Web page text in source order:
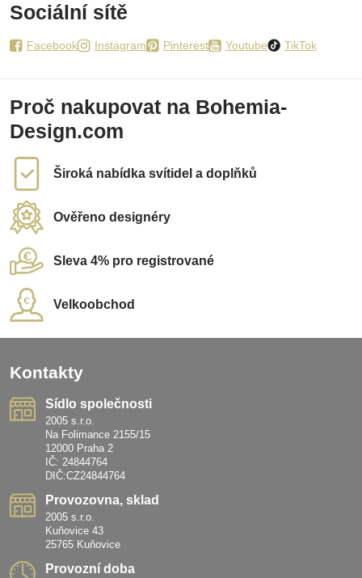
Sociální sítě
Facebook Instagram Pinterest Youtube TikTok
Proč nakupovat na Bohemia-
Design.com
Široká nabídka svítidel a doplňků
Ověřeno designéry
Sleva 4% pro registrované
Velkoobchod
Kontakty
Sídlo společnosti
2005 s.r.o.
Na Folimance 2155/15
12000 Praha 2
IČ: 24844764
DIČ:CZ24844764
Provozovna, sklad
2005 s.r.o.
Kuňovice 43
25765 Kuňovice
Provozní doba